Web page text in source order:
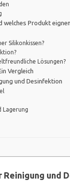
welches Produkt
Silikonkissen?
Lösungen?
Vergleich
und Desinfektion
Lagerung
und